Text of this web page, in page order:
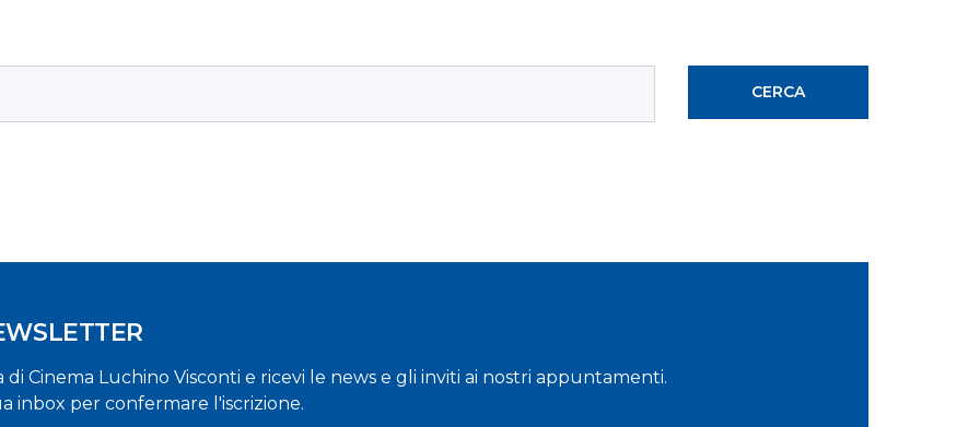
Cinema Luchino Visconti e ricevi le news e gli inviti ai nostri appuntamenti.
inbox per confermare l'iscrizione.